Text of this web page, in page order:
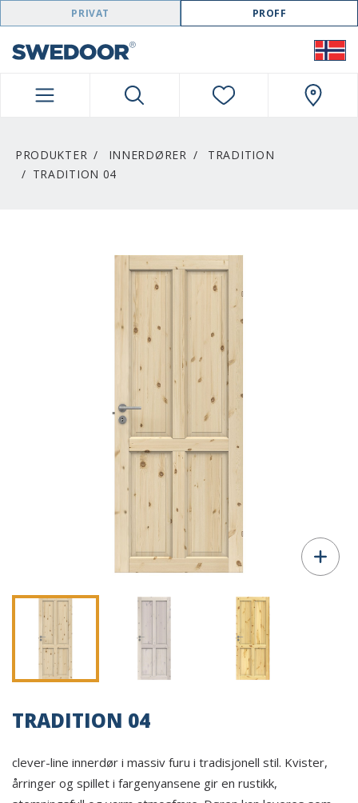
SWEDOOR NAVIGATION
PRIVAT PROFF
PRODUKTER INNERDØRER
TRADITION
TRADITION 04
TRADITION 04
clever-line innerdør i massiv furu i tradisjonell stil. Kvister,
årringer og spillet i fargenyansene gir en rustikk,